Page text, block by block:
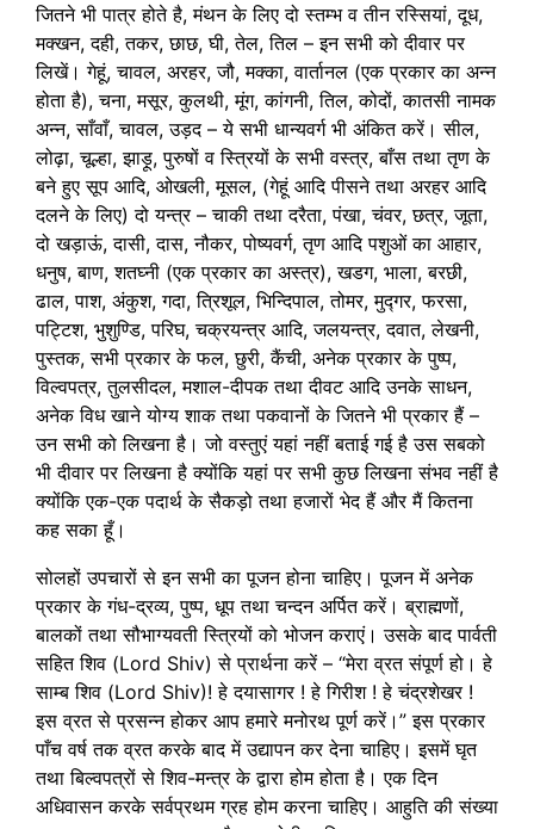
जितने भी पात्र होते है, मंथन के लिए दो स्तम्भ व तीन रस्सियां, दूध,
मक्खन, दही, तकर, छाछ, घी, तेल, तिल – इन सभी को दीवार पर
लिखें। गेहूं, चावल, अरहर, जौ, मक्का, वार्तानल (एक प्रकार का अन्न
होता है), चना, मसूर, कुलथी, मूंग, कांगनी, तिल, कोदों, कातसी नामक
अन्न, साँवाँ, चावल, उड़द – ये सभी धान्यवर्ग भी अंकित करें। सील,
लोढ़ा, चूल्हा, झाड़ू, पुरुषों व स्त्रियों के सभी वस्त्र, बाँस तथा तृण के
बने हुए सूप आदि, ओखली, मूसल, (गेहूं आदि पीसने तथा अरहर आदि
दलने के लिए) दो यन्त्र – चाकी तथा दरैता, पंखा, चंवर, छत्र, जूता,
दो खड़ाऊं, दासी, दास, नौकर, पोष्यवर्ग, तृण आदि पशुओं का आहार,
धनुष, बाण, शतघ्नी (एक प्रकार का अस्त्र), खडग, भाला, बरछी,
ढाल, पाश, अंकुश, गदा, त्रिशूल, भिन्दिपाल, तोमर, मुद्गर, फरसा,
पट्टिश, भुशुण्डि, परिघ, चक्रयन्त्र आदि, जलयन्त्र, दवात, लेखनी,
पुस्तक, सभी प्रकार के फल, छुरी, कैंची, अनेक प्रकार के पुष्प,
विल्वपत्र, तुलसीदल, मशाल-दीपक तथा दीवट आदि उनके साधन,
अनेक विध खाने योग्य शाक तथा पकवानों के जितने भी प्रकार हैं –
उन सभी को लिखना है। जो वस्तुएं यहां नहीं बताई गई है उस सबको
भी दीवार पर लिखना है क्योंकि यहां पर सभी कुछ लिखना संभव नहीं है
क्योंकि एक-एक पदार्थ के सैकड़ो तथा हजारों भेद हैं और मैं कितना
कह सका हूँ।
सोलहों उपचारों से इन सभी का पूजन होना चाहिए। पूजन में अनेक
प्रकार के गंध-द्रव्य, पुष्प, धूप तथा चन्दन अर्पित करें। ब्राह्मणों,
बालकों तथा सौभाग्यवती स्त्रियों को भोजन कराएं। उसके बाद पार्वती
सहित शिव (Lord Shiv) से प्रार्थना करें – “मेरा व्रत संपूर्ण हो। हे
साम्ब शिव (Lord Shiv)! हे दयासागर ! हे गिरीश ! हे चंद्रशेखर !
इस व्रत से प्रसन्न होकर आप हमारे मनोरथ पूर्ण करें।” इस प्रकार
पाँच वर्ष तक व्रत करके बाद में उद्यापन कर देना चाहिए। इसमें घृत
तथा बिल्वपत्रों से शिव-मन्त्र के द्वारा होम होता है। एक दिन
अधिवासन करके सर्वप्रथम ग्रह होम करना चाहिए। आहुति की संख्या